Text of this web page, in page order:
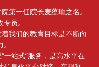
第一任院长麦蕴瑜之名。
员。
我们的教育目标是不断向
一站式”服务，是高水平在